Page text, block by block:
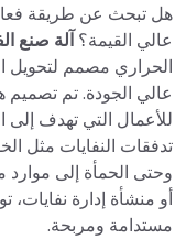
هل تبحث عن طريقة
عالي القيمة؟ آلة صنع
الحراري مصمم لتحويل
عالي الجودة. تم تصميم
للأعمال التي تهدف إلى
تدفقات النفايات مثل
وحتى الحمأة إلى
أو منشأة إدارة نفايات،
مستدامة ومربحة.